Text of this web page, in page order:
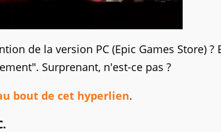
de la version PC (Epic Games Store) ?
Surprenant, n'est-ce pas ?
bout de cet hyperlien.